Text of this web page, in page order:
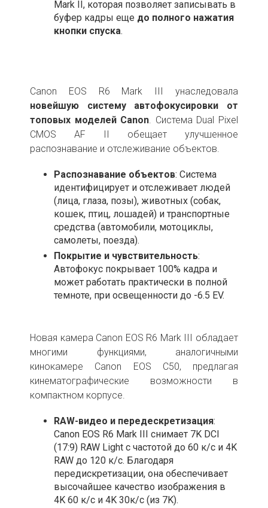
Mark II, которая позволяет записывать в
буфер кадры еще до полного нажатия
кнопки спуска.
Canon EOS R6 Mark III унаследовала
новейшую систему автофокусировки от
топовых моделей Canon. Система Dual Pixel
CMOS AF II обещает улучшенное
распознавание и отслеживание объектов.
Распознавание объектов: Система
идентифицирует и отслеживает людей
(лица, глаза, позы), животных (собак,
кошек, птиц, лошадей) и транспортные
средства (автомобили, мотоциклы,
самолеты, поезда).
Покрытие и чувствительность:
Автофокус покрывает 100% кадра и
может работать практически в полной
темноте, при освещенности до -6.5 EV.
Новая камера Canon EOS R6 Mark III обладает
многими функциями, аналогичными
кинокамере Canon EOS C50, предлагая
кинематографические возможности в
компактном корпусе.
RAW-видео и передескретизация:
Canon EOS R6 Mark III снимает 7K DCI
(17:9) RAW Light с частотой до 60 к/с и 4K
RAW до 120 к/с. Благодаря
передискретизации, она обеспечивает
высочайшее качество изображения в
4K 60 к/с и 4K 30к/с (из 7K).